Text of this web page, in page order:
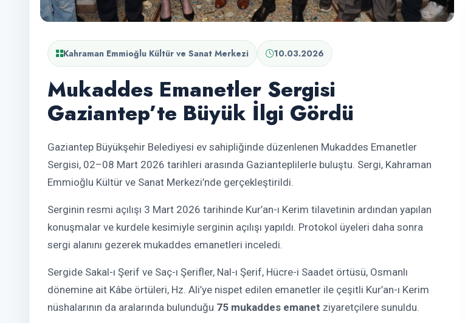
Kahraman Emmioğlu Kültür ve Sanat Merkezi 10.03.2026
Mukaddes Emanetler Sergisi
Gaziantep’te Büyük İlgi Gördü
Gaziantep Büyükşehir Belediyesi ev sahipliğinde düzenlenen Mukaddes Emanetler
Sergisi, 02–08 Mart 2026 tarihleri arasında Gazianteplilerle buluştu. Sergi, Kahraman
Emmioğlu Kültür ve Sanat Merkezi’nde gerçekleştirildi.
Serginin resmi açılışı 3 Mart 2026 tarihinde Kur’an-ı Kerim tilavetinin ardından yapılan
konuşmalar ve kurdele kesimiyle serginin açılışı yapıldı. Protokol üyeleri daha sonra
sergi alanını gezerek mukaddes emanetleri inceledi.
Sergide Sakal-ı Şerif ve Saç-ı Şerifler, Nal-ı Şerif, Hücre-i Saadet örtüsü, Osmanlı
dönemine ait Kâbe örtüleri, Hz. Ali’ye nispet edilen emanetler ile çeşitli Kur’an-ı Kerim
nüshalarının da aralarında bulunduğu 75 mukaddes emanet ziyaretçilere sunuldu.